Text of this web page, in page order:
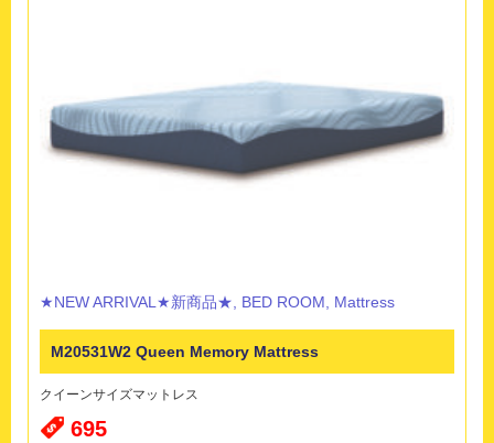
★NEW ARRIVAL★新商品★, BED ROOM, Mattress
M20531W2 Queen Memory Mattress
クイーンサイズマットレス
695